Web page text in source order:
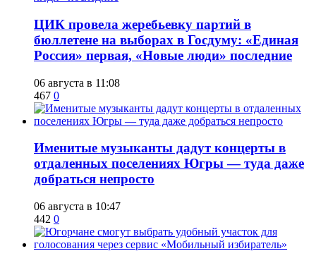
ЦИК провела жеребьевку партий в
бюллетене на выборах в Госдуму: «Единая
Россия» первая, «Новые люди» последние
06 августа в 11:08
467 0
Именитые музыканты дадут концерты в
отдаленных поселениях Югры — туда даже
добраться непросто
06 августа в 10:47
442 0